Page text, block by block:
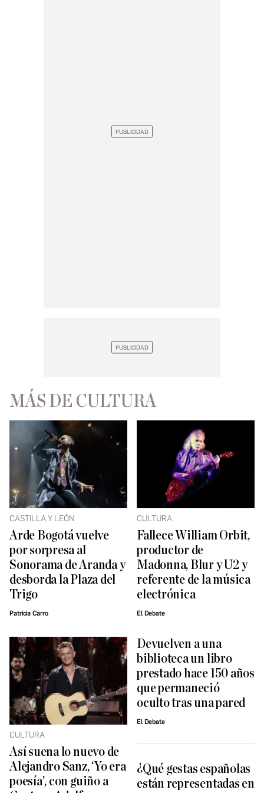
MÁS DE CULTURA
CASTILLA Y LEÓN
Arde Bogotá vuelve
por sorpresa al
Sonorama de Aranda y
desborda la Plaza del
Trigo
Patricia Carro
CULTURA
Fallece William Orbit,
productor de
Madonna, Blur y U2 y
referente de la música
electrónica
El Debate
CULTURA
Así suena lo nuevo de
Alejandro Sanz, ‘Yo era
poesía’, con guiño a
Devuelven a una
biblioteca un libro
prestado hace 150 años
que permaneció
oculto tras una pared
El Debate
¿Qué gestas españolas
están representadas en